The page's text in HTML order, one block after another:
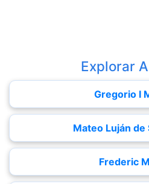
Explorar
Gregorio I
Mateo Luján de
Frederic